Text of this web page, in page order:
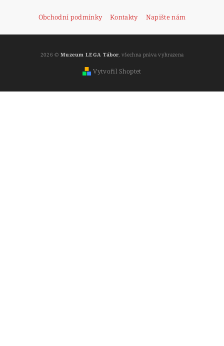
Obchodní podmínky Kontakty Napište nám
2026 © Muzeum LEGA Tábor, všechna práva vyhrazena
Vytvořil Shoptet